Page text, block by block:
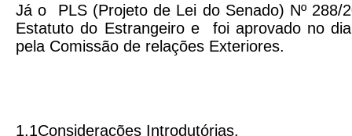
Já o PLS (Projeto de Lei do Senado) Nº 288/
Estatuto do Estrangeiro e foi aprovado no
pela Comissão de relações Exteriores.
1.1Considerações Introdutórias.